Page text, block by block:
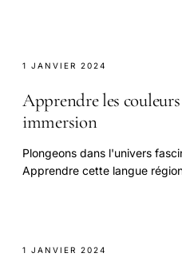
1 JANVIER 2024
Apprendre les
immersion
Plongeons dans l'univers
Apprendre cette langue
1 JANVIER 2024